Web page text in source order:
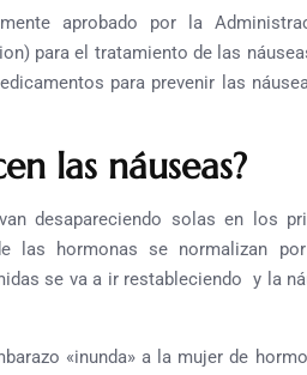
aprobado por la
para el tratamiento de las
para prevenir las
las náuseas?
desapareciendo solas en los
las hormonas se normalizan
se va a ir restableciendo y la
«inunda» a la mujer de